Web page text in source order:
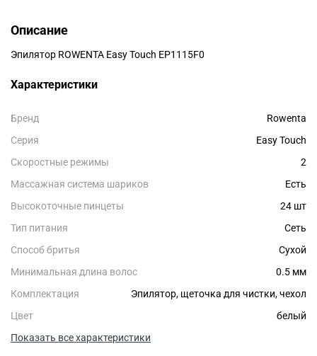
Описание
Эпилятор ROWENTA Easy Touch EP1115F0
Характеристики
Бренд
Rowenta
Серия
Easy Touch
Скоростные режимы
2
Массажная система шариков
Есть
Высокоточные пинцеты
24 шт
Тип питания
Сеть
Способ бритья
Сухой
Минимальная длина волос
0.5 мм
Комплектация
Эпилятор, щеточка для чистки, чехол
Цвет
белый
Показать все характеристики